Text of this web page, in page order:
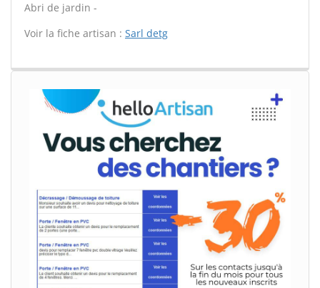
Abri de jardin -
Voir la fiche artisan : Sarl detg